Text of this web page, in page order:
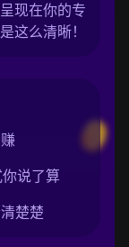
现在你的专
这么清晰！
说了算
楚楚